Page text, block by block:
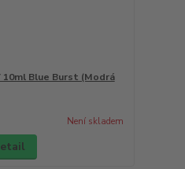
10ml Blue Burst (Modrá
Není skladem